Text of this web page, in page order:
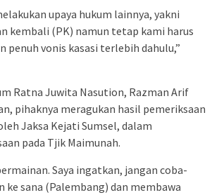
upaya hukum lainnya, yakni
kembali (PK) namun tetap kami harus
penuh vonis kasasi terlebih dahulu,”
Ratna Juwita Nasution, Razman Arif
pihaknya meragukan hasil pemeriksaan
Jaksa Kejati Sumsel, dalam
pada Tjik Maimunah.
Saya ingatkan, jangan coba-
ke sana (Palembang) dan membawa